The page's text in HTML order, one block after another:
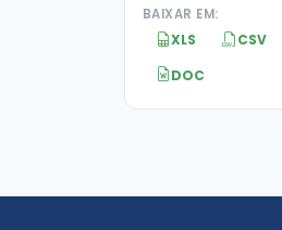
BAIXAR EM:
XLS CSV
DOC